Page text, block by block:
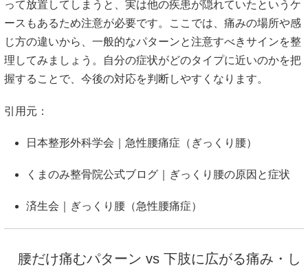
って放置してしまうと、実は他の疾患が隠れていたというケ
ースもあるため注意が必要です。ここでは、痛みの場所や感
じ方の違いから、一般的なパターンと注意すべきサインを整
理してみましょう。自分の症状がどのタイプに近いのかを把
握することで、今後の対応を判断しやすくなります。
引用元：
日本整形外科学会｜急性腰痛症（ぎっくり腰）
くまのみ整骨院公式ブログ｜ぎっくり腰の原因と症状
済生会｜ぎっくり腰（急性腰痛症）
腰だけ痛むパターン vs 下肢に広がる痛み・し